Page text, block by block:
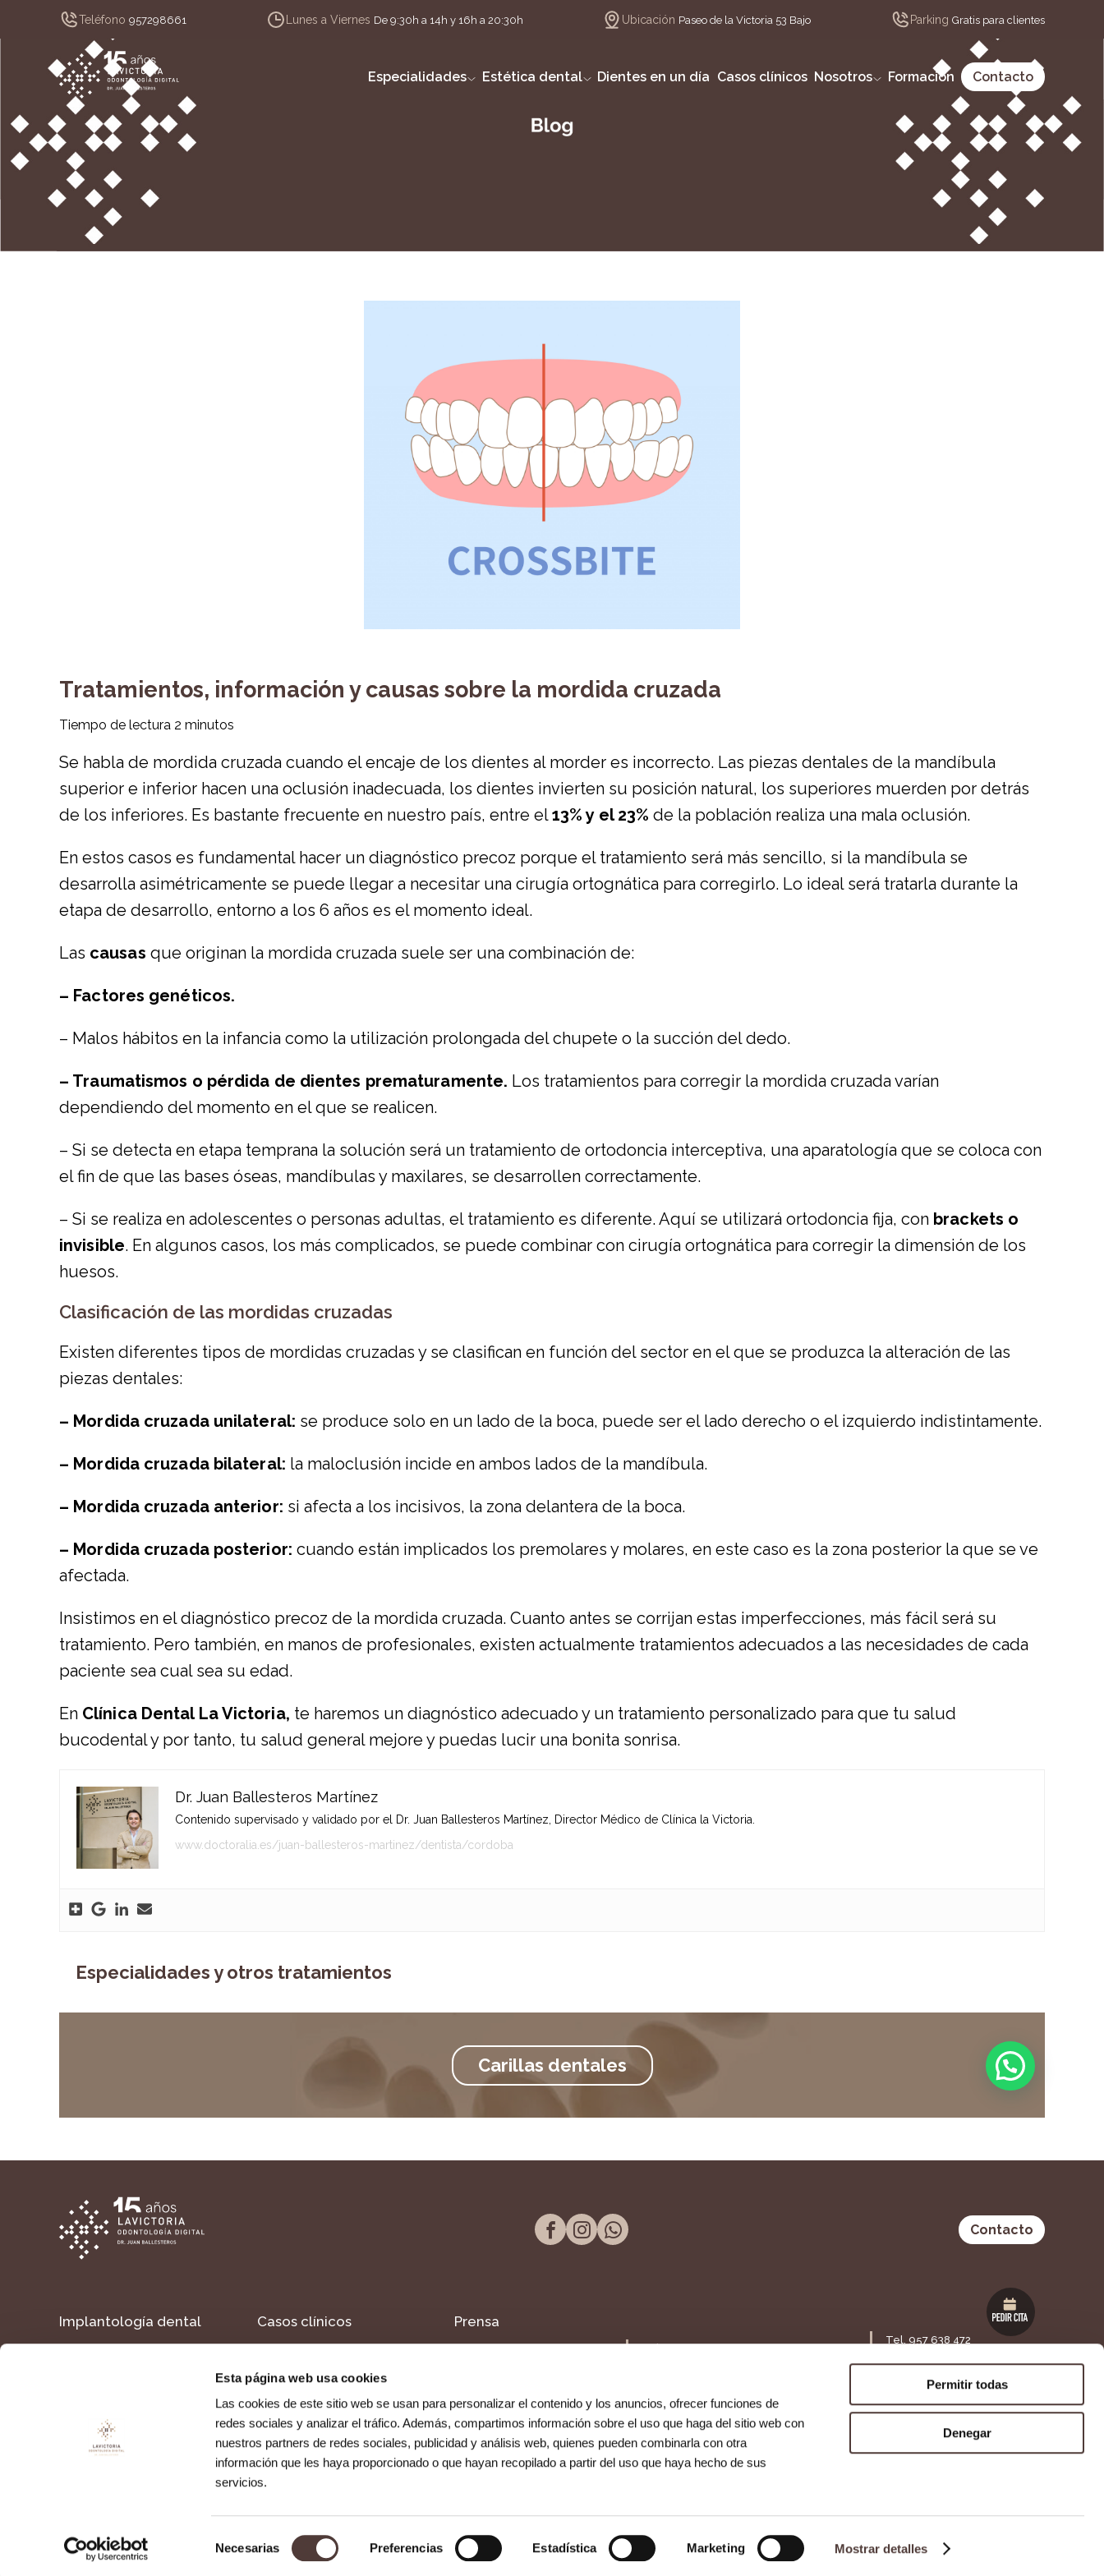
Esta página web usa cookies
Las cookies de este sitio web se usan para personalizar el contenido y los anuncios, ofrecer funciones de
redes sociales y analizar el tráfico. Además, compartimos información sobre el uso que haga del sitio web con
nuestros partners de redes sociales, publicidad y análisis web, quienes pueden combinarla con otra
información que les haya proporcionado o que hayan recopilado a partir del uso que haya hecho de sus
servicios.
de
Necesarias Preferencias Estadística Marketing Mostrar detalles
Permitir todas
Denegar
Teléfono 957298661 Lunes a Viernes De 9:30h a 14h y 16h a 20:30h Ubicación Paseo de la Victoria 53 Bajo Parking Gratis para clientes
Especialidades Estética dental Dientes en un día Casos clínicos Nosotros Formación Contacto
Tratamientos, información y causas sobre la mordida cruzada
Tiempo de lectura 2 minutos
Se habla de mordida cruzada cuando el encaje de los dientes al morder es incorrecto. Las piezas dentales de la mandíbula
superior e inferior hacen una oclusión inadecuada, los dientes invierten su posición natural, los superiores muerden por detrás
de los inferiores. Es bastante frecuente en nuestro país, entre el13% y el 23% de la población realiza una mala oclusión.
En estos casos es fundamental hacer un diagnóstico precoz porque el tratamiento será más sencillo, si la mandíbula se
desarrolla asimétricamente se puede llegar a necesitar una cirugía ortognática para corregirlo. Lo ideal será tratarla durante la
etapa de desarrollo, entorno a los 6 años es el momento ideal.
Las causas que originan la mordida cruzada suele ser una combinación de:
– Factores genéticos.
– Malos hábitos en la infancia como la utilización prolongada del chupete o la succión del dedo.
– Traumatismos o pérdida de dientes prematuramente. Los tratamientos para corregir la mordida cruzada varían
dependiendo del momento en el que se realicen.
– Si se detecta en etapa temprana la solución será un tratamiento de ortodoncia interceptiva, una aparatología que se coloca con
el fin de que las bases óseas, mandíbulas y maxilares, se desarrollen correctamente.
– Si se realiza en adolescentes o personas adultas, el tratamiento es diferente. Aquí se utilizará ortodoncia fija, con brackets o
invisible. En algunos casos, los más complicados, se puede combinar con cirugía ortognática para corregir la dimensión de los
huesos.
Clasificación de las mordidas cruzadas
Existen diferentes tipos de mordidas cruzadas y se clasifican en función del sector en el que se produzca la alteración de las
piezas dentales:
– Mordida cruzada unilateral: se produce solo en un lado de la boca, puede ser el lado derecho o el izquierdo indistintamente.
– Mordida cruzada bilateral: la maloclusión incide en ambos lados de la mandíbula.
– Mordida cruzada anterior: si afecta a los incisivos, la zona delantera de la boca.
– Mordida cruzada posterior: cuando están implicados los premolares y molares, en este caso es la zona posterior la que se ve
afectada.
Insistimos en el diagnóstico precoz de la mordida cruzada. Cuanto antes se corrijan estas imperfecciones, más fácil será su
tratamiento. Pero también, en manos de profesionales, existen actualmente tratamientos adecuados a las necesidades de cada
paciente sea cual sea su edad.
En Clínica Dental La Victoria, te haremos un diagnóstico adecuado y un tratamiento personalizado para que tu salud
bucodental y por tanto, tu salud general mejore y puedas lucir una bonita sonrisa.
Dr. Juan Ballesteros Martínez
Contenido supervisado y validado por el Dr. Juan Ballesteros Martínez, Director Médico de Clínica la Victoria.
www.doctoralia.es/juan-ballesteros-martinez/dentista/cordoba
Especialidades y otros tratamientos
Carillas dentales
Contacto
Implantología dental Casos clínicos Prensa
Contacto
Palmera
Tel. 957 298 661
Tel. 957 638 472
Córdoba
Política de cookies Política de privacidadAviso legal Agencia SEO Agencia de Publicidad